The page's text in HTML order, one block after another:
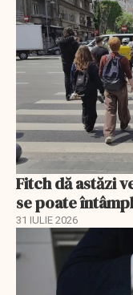
Fitch dă astăzi
se poate
31 IULIE 2026